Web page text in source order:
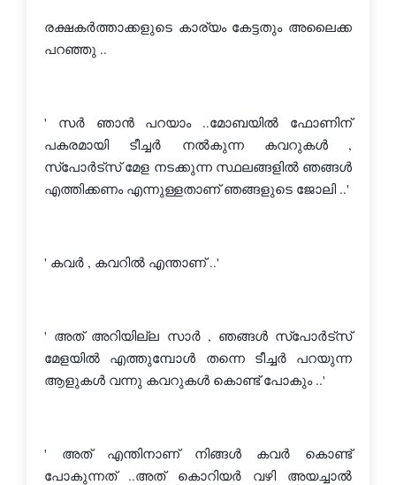
രക്ഷകര്‍ത്താക്കളുടെ കാര്യം കേട്ടതും അലൈക്ക
പറഞ്ഞു ..
' സര്‍ ഞാന്‍ പറയാം ..മോബയില്‍ ഫോണിന്
പകരമായി ടീച്ചര്‍ നല്‍കുന്ന കവറുകള്‍ ,
സ്പോര്‍ട്സ് മേള നടക്കുന്ന സ്ഥലങ്ങളില്‍ ഞങ്ങള്‍
എത്തിക്കണം എന്നുള്ളതാണ് ഞങ്ങളുടെ ജോലി ..'
' കവര്‍ , കവറില്‍ എന്താണ് ..'
' അത് അറിയില്ല സാര്‍ , ഞങ്ങള്‍ സ്പോര്‍ട്സ്
മേളയില്‍ എത്തുമ്പോള്‍ തന്നെ ടീച്ചര്‍ പറയുന്ന
ആളുകള്‍ വന്നു കവറുകള്‍ കൊണ്ട് പോകും ..'
' അത് എന്തിനാണ് നിങ്ങള്‍ കവര്‍ കൊണ്ട്
പോകുന്നത് ..അത് കൊറിയര്‍ വഴി അയച്ചാല്‍